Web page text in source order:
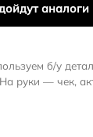
аналоги
б/у
руки — чек,